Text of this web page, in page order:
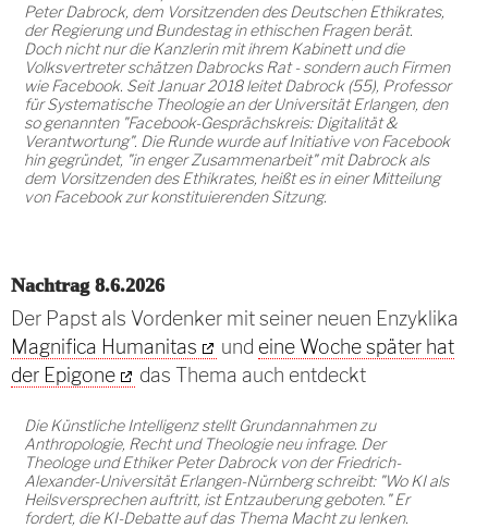
Peter Dabrock, dem Vorsitzenden des Deutschen Ethikrates,
der Regierung und Bundestag in ethischen Fragen berät.
Doch nicht nur die Kanzlerin mit ihrem Kabinett und die
Volksvertreter schätzen Dabrocks Rat - sondern auch Firmen
wie Facebook. Seit Januar 2018 leitet Dabrock (55), Professor
für Systematische Theologie an der Universität Erlangen, den
so genannten "Facebook-Gesprächskreis: Digitalität &
Verantwortung". Die Runde wurde auf Initiative von Facebook
hin gegründet, "in enger Zusammenarbeit" mit Dabrock als
dem Vorsitzenden des Ethikrates, heißt es in einer Mitteilung
von Facebook zur konstituierenden Sitzung.
Nachtrag 8.6.2026
Der Papst als Vordenker mit seiner neuen Enzyklika
Magnifica Humanitas
und eine Woche später hat
der Epigone
das Thema auch entdeckt
Die Künstliche Intelligenz stellt Grundannahmen zu
Anthropologie, Recht und Theologie neu infrage. Der
Theologe und Ethiker Peter Dabrock von der Friedrich-
Alexander-Universität Erlangen-Nürnberg schreibt: "Wo KI als
Heilsversprechen auftritt, ist Entzauberung geboten." Er
fordert, die KI-Debatte auf das Thema Macht zu lenken.